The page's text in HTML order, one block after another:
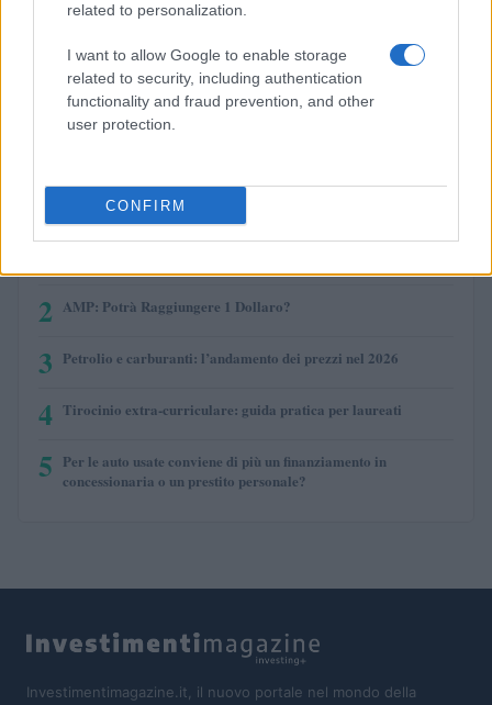
related to personalization.
I want to allow Google to enable storage
related to security, including authentication
functionality and fraud prevention, and other
user protection.
CONFIRM
TruFin Staked APT
kpk ETH Prime
(KPK ETH PRIME)
$2,036.25
PIÙ LETTI
2 AMP: Potrà Raggiungere 1 Dollaro?
3 Petrolio e carburanti: l’andamento dei prezzi nel 2026
4 Tirocinio extra-curriculare: guida pratica per laureati
5 Per le auto usate conviene di più un finanziamento in
concessionaria o un prestito personale?
Investimentimagazine.it, il nuovo portale nel mondo della